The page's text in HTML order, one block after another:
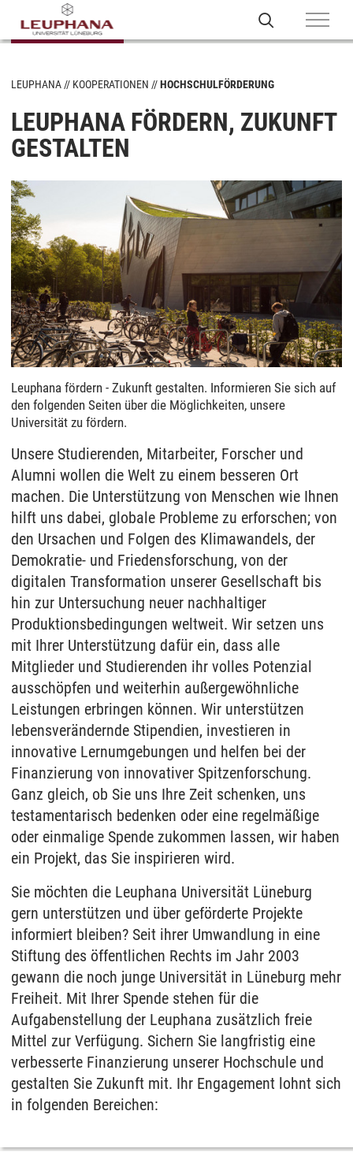
LEUPHANA KOOPERATIONEN HOCHSCHULFÖRDERUNG
LEUPHANA FÖRDERN, ZUKUNFT
GESTALTEN
Leuphana fördern - Zukunft gestalten. Informieren Sie sich auf
den folgenden Seiten über die Möglichkeiten, unsere
Universität zu fördern.
Unsere Studierenden, Mitarbeiter, Forscher und
Alumni wollen die Welt zu einem besseren Ort
machen. Die Unterstützung von Menschen wie Ihnen
hilft uns dabei, globale Probleme zu erforschen; von
den Ursachen und Folgen des Klimawandels, der
Demokratie- und Friedensforschung, von der
digitalen Transformation unserer Gesellschaft bis
hin zur Untersuchung neuer nachhaltiger
Produktionsbedingungen weltweit. Wir setzen uns
mit Ihrer Unterstützung dafür ein, dass alle
Mitglieder und Studierenden ihr volles Potenzial
ausschöpfen und weiterhin außergewöhnliche
Leistungen erbringen können. Wir unterstützen
lebensverändernde Stipendien, investieren in
innovative Lernumgebungen und helfen bei der
Finanzierung von innovativer Spitzenforschung.
Ganz gleich, ob Sie uns Ihre Zeit schenken, uns
testamentarisch bedenken oder eine regelmäßige
oder einmalige Spende zukommen lassen, wir haben
ein Projekt, das Sie inspirieren wird.
Sie möchten die Leuphana Universität Lüneburg
gern unterstützen und über geförderte Projekte
informiert bleiben? Seit ihrer Umwandlung in eine
Stiftung des öffentlichen Rechts im Jahr 2003
gewann die noch junge Universität in Lüneburg mehr
Freiheit. Mit Ihrer Spende stehen für die
Aufgabenstellung der Leuphana zusätzlich freie
Mittel zur Verfügung. Sichern Sie langfristig eine
verbesserte Finanzierung unserer Hochschule und
gestalten Sie Zukunft mit. Ihr Engagement lohnt sich
in folgenden Bereichen: